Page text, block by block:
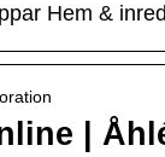
Hem &
|